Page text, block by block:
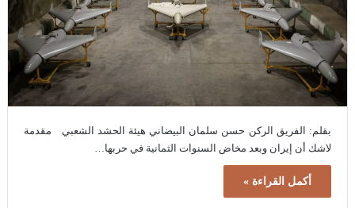
بقلم: الفريق الركن حسن سلمان البيضاني هيئة الحشد الشعبي مقدمة
لاشك أن إيران وبعد مخاض السنوات الثمانية في حربها…
أكمل القراءة »